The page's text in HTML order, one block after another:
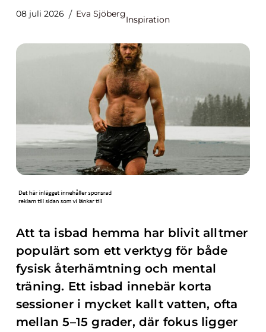
08 juli 2026 Eva Sjöberg
Inspiration
Att ta isbad hemma har blivit alltmer
populärt som ett verktyg för både
fysisk återhämtning och mental
träning. Ett isbad innebär korta
sessioner i mycket kallt vatten, ofta
mellan 5–15 grader, där fokus ligger